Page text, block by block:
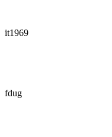
it1969
fdug